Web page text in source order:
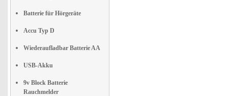
Batterie für Hörgeräte
Accu Typ D
Wiederaufladbar Batterie AA
USB-Akku
9v Block Batterie
Rauchmelder